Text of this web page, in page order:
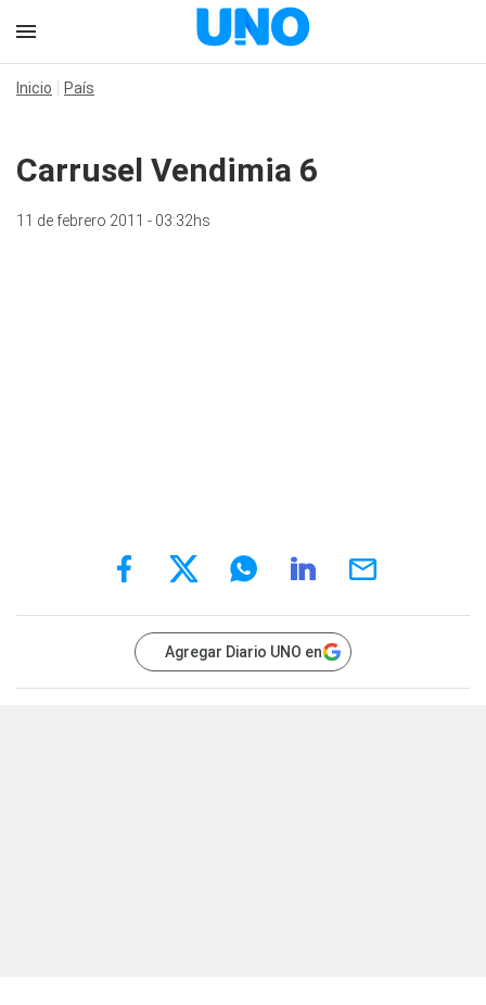
Inicio País
Carrusel Vendimia 6
11 de febrero 2011 - 03:32hs
Agregar Diario UNO en